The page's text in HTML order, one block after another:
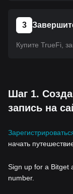
3
Купите TrueFi,
Шаг 1.
запись на
начать
Sign up for a Bitget
number.